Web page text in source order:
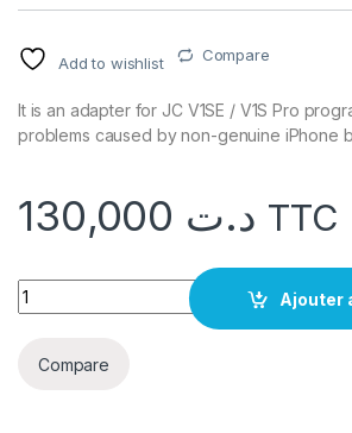
Add to wishlist Compare
It is an adapter for JC V1SE / V1S Pro
problems caused by non-genuine iPhone
د.ت TTC
quantité JC V1SE / V1S Pro Batterie
Ajouter
Compare